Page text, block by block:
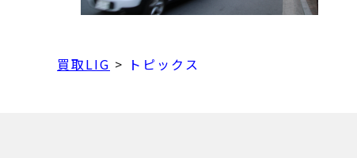
買取LIG > トピックス